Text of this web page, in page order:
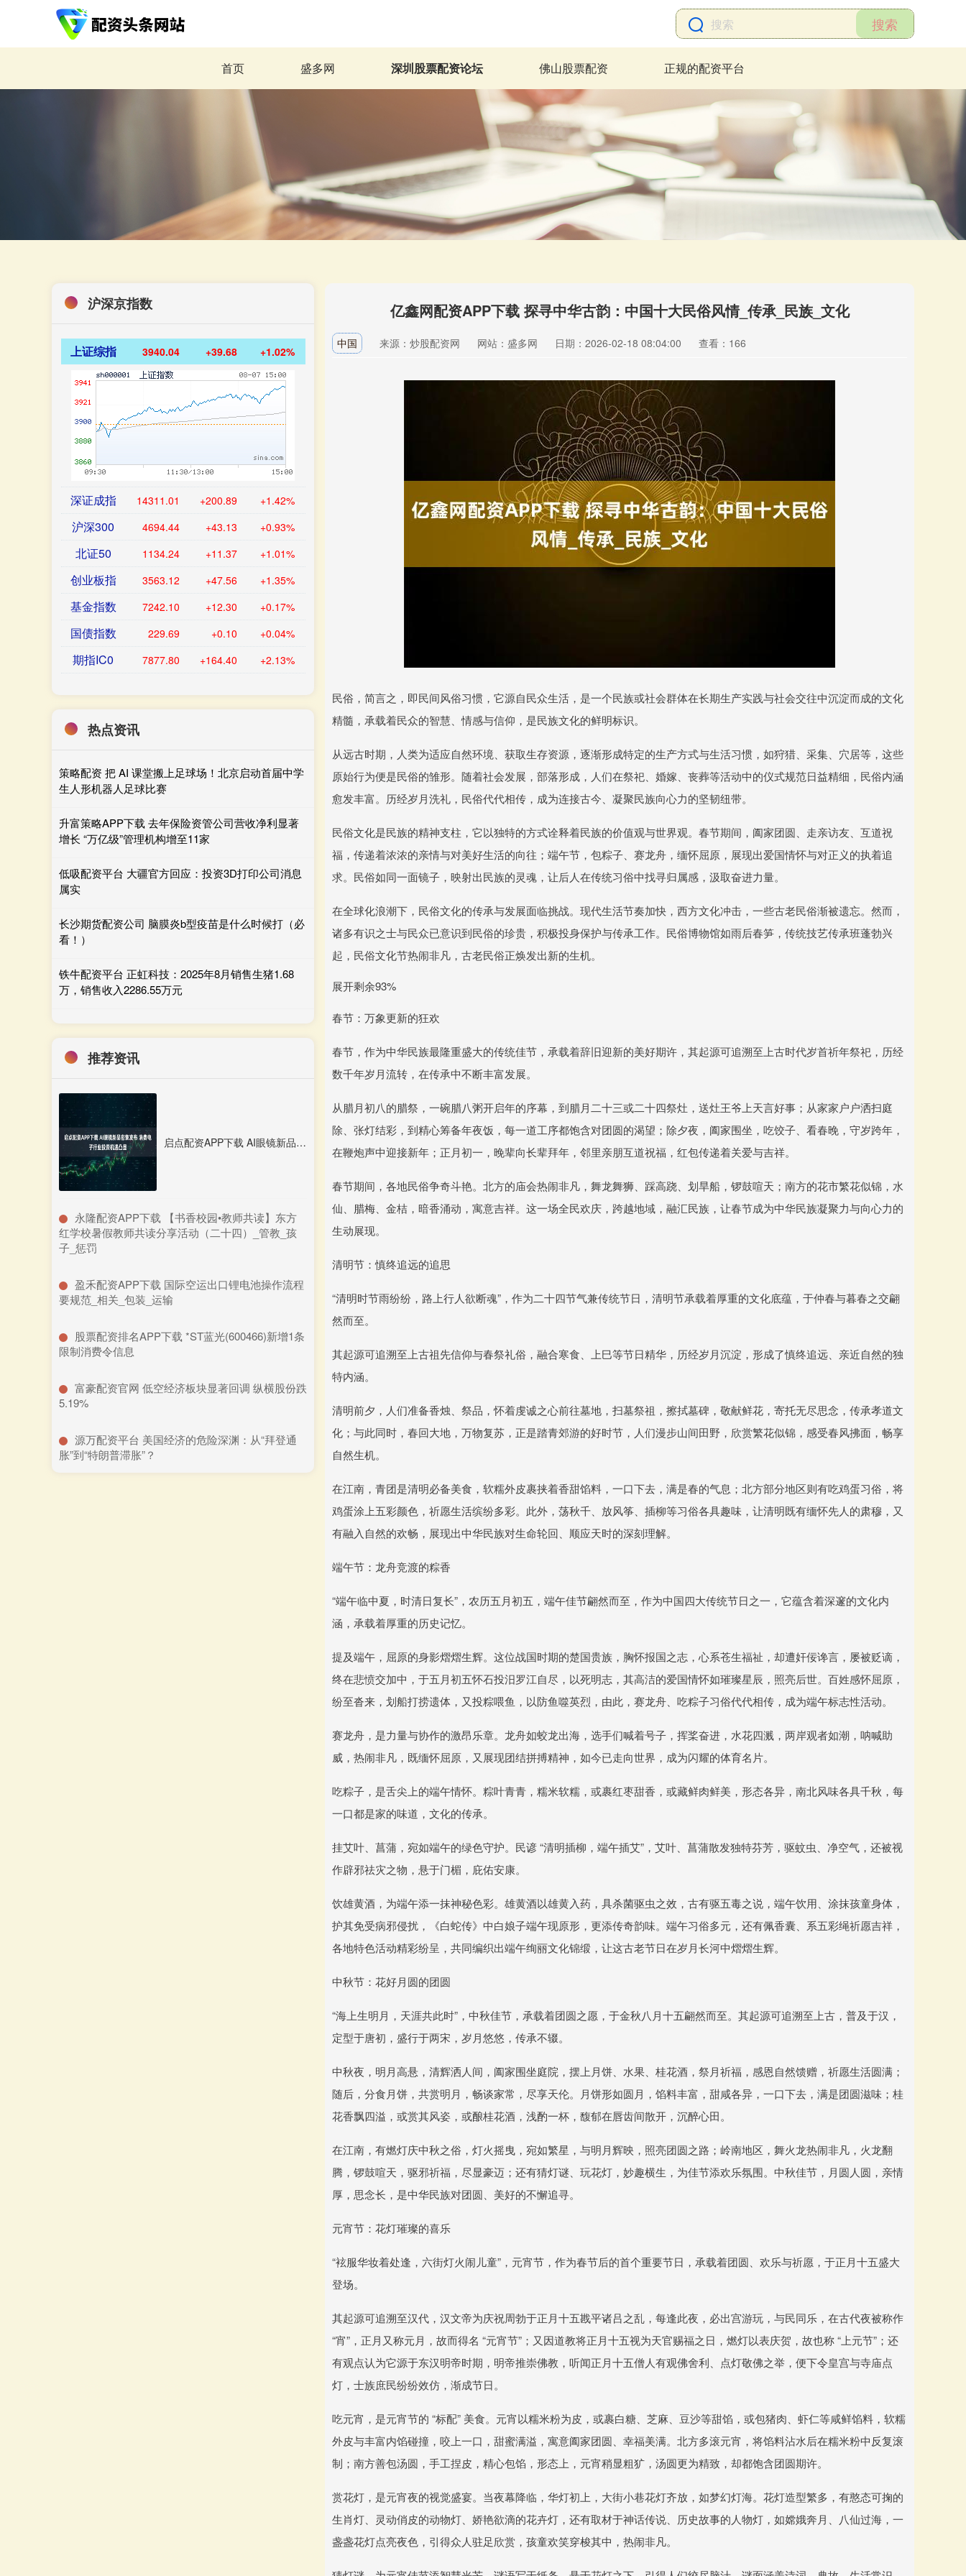
搜索
首页 盛多网 深圳股票配资论坛 佛山股票配资 正规的配资平台
亿鑫网配资APP下载 探寻中华古韵：中国十大民俗风情_传承_民族_文化
中国 来源：炒股配资网 网站：盛多网 日期：2026-02-18 08:04:00 查看：166
民俗，简言之，即民间风俗习惯，它源自民众生活，是一个民族或社会群体在长期生产实践与社会交往中沉淀而成的文化
精髓，承载着民众的智慧、情感与信仰，是民族文化的鲜明标识。
从远古时期，人类为适应自然环境、获取生存资源，逐渐形成特定的生产方式与生活习惯，如狩猎、采集、穴居等，这些
原始行为便是民俗的雏形。随着社会发展，部落形成，人们在祭祀、婚嫁、丧葬等活动中的仪式规范日益精细，民俗内涵
愈发丰富。历经岁月洗礼，民俗代代相传，成为连接古今、凝聚民族向心力的坚韧纽带。
民俗文化是民族的精神支柱，它以独特的方式诠释着民族的价值观与世界观。春节期间，阖家团圆、走亲访友、互道祝
福，传递着浓浓的亲情与对美好生活的向往；端午节，包粽子、赛龙舟，缅怀屈原，展现出爱国情怀与对正义的执着追
求。民俗如同一面镜子，映射出民族的灵魂，让后人在传统习俗中找寻归属感，汲取奋进力量。
在全球化浪潮下，民俗文化的传承与发展面临挑战。现代生活节奏加快，西方文化冲击，一些古老民俗渐被遗忘。然而，
诸多有识之士与民众已意识到民俗的珍贵，积极投身保护与传承工作。民俗博物馆如雨后春笋，传统技艺传承班蓬勃兴
起，民俗文化节热闹非凡，古老民俗正焕发出新的生机。
展开剩余93%
春节：万象更新的狂欢
春节，作为中华民族最隆重盛大的传统佳节，承载着辞旧迎新的美好期许，其起源可追溯至上古时代岁首祈年祭祀，历经
数千年岁月流转，在传承中不断丰富发展。
从腊月初八的腊祭，一碗腊八粥开启年的序幕，到腊月二十三或二十四祭灶，送灶王爷上天言好事；从家家户户洒扫庭
除、张灯结彩，到精心筹备年夜饭，每一道工序都饱含对团圆的渴望；除夕夜，阖家围坐，吃饺子、看春晚，守岁跨年，
在鞭炮声中迎接新年；正月初一，晚辈向长辈拜年，邻里亲朋互道祝福，红包传递着关爱与吉祥。
春节期间，各地民俗争奇斗艳。北方的庙会热闹非凡，舞龙舞狮、踩高跷、划旱船，锣鼓喧天；南方的花市繁花似锦，水
仙、腊梅、金桔，暗香涌动，寓意吉祥。这一场全民欢庆，跨越地域，融汇民族，让春节成为中华民族凝聚力与向心力的
生动展现。
清明节：慎终追远的追思
“清明时节雨纷纷，路上行人欲断魂”，作为二十四节气兼传统节日，清明节承载着厚重的文化底蕴，于仲春与暮春之交翩
然而至。
其起源可追溯至上古祖先信仰与春祭礼俗，融合寒食、上巳等节日精华，历经岁月沉淀，形成了慎终追远、亲近自然的独
特内涵。
清明前夕，人们准备香烛、祭品，怀着虔诚之心前往墓地，扫墓祭祖，擦拭墓碑，敬献鲜花，寄托无尽思念，传承孝道文
化；与此同时，春回大地，万物复苏，正是踏青郊游的好时节，人们漫步山间田野，欣赏繁花似锦，感受春风拂面，畅享
自然生机。
在江南，青团是清明必备美食，软糯外皮裹挟着香甜馅料，一口下去，满是春的气息；北方部分地区则有吃鸡蛋习俗，将
鸡蛋涂上五彩颜色，祈愿生活缤纷多彩。此外，荡秋千、放风筝、插柳等习俗各具趣味，让清明既有缅怀先人的肃穆，又
有融入自然的欢畅，展现出中华民族对生命轮回、顺应天时的深刻理解。
端午节：龙舟竞渡的粽香
“端午临中夏，时清日复长”，农历五月初五，端午佳节翩然而至，作为中国四大传统节日之一，它蕴含着深邃的文化内
涵，承载着厚重的历史记忆。
提及端午，屈原的身影熠熠生辉。这位战国时期的楚国贵族，胸怀报国之志，心系苍生福祉，却遭奸佞谗言，屡被贬谪，
终在悲愤交加中，于五月初五怀石投汨罗江自尽，以死明志，其高洁的爱国情怀如璀璨星辰，照亮后世。百姓感怀屈原，
纷至沓来，划船打捞遗体，又投粽喂鱼，以防鱼噬英烈，由此，赛龙舟、吃粽子习俗代代相传，成为端午标志性活动。
赛龙舟，是力量与协作的激昂乐章。龙舟如蛟龙出海，选手们喊着号子，挥桨奋进，水花四溅，两岸观者如潮，呐喊助
威，热闹非凡，既缅怀屈原，又展现团结拼搏精神，如今已走向世界，成为闪耀的体育名片。
吃粽子，是舌尖上的端午情怀。粽叶青青，糯米软糯，或裹红枣甜香，或藏鲜肉鲜美，形态各异，南北风味各具千秋，每
一口都是家的味道，文化的传承。
挂艾叶、菖蒲，宛如端午的绿色守护。民谚 “清明插柳，端午插艾”，艾叶、菖蒲散发独特芬芳，驱蚊虫、净空气，还被视
作辟邪祛灾之物，悬于门楣，庇佑安康。
饮雄黄酒，为端午添一抹神秘色彩。雄黄酒以雄黄入药，具杀菌驱虫之效，古有驱五毒之说，端午饮用、涂抹孩童身体，
护其免受病邪侵扰，《白蛇传》中白娘子端午现原形，更添传奇韵味。端午习俗多元，还有佩香囊、系五彩绳祈愿吉祥，
各地特色活动精彩纷呈，共同编织出端午绚丽文化锦缎，让这古老节日在岁月长河中熠熠生辉。
中秋节：花好月圆的团圆
“海上生明月，天涯共此时”，中秋佳节，承载着团圆之愿，于金秋八月十五翩然而至。其起源可追溯至上古，普及于汉，
定型于唐初，盛行于两宋，岁月悠悠，传承不辍。
中秋夜，明月高悬，清辉洒人间，阖家围坐庭院，摆上月饼、水果、桂花酒，祭月祈福，感恩自然馈赠，祈愿生活圆满；
随后，分食月饼，共赏明月，畅谈家常，尽享天伦。月饼形如圆月，馅料丰富，甜咸各异，一口下去，满是团圆滋味；桂
花香飘四溢，或赏其风姿，或酿桂花酒，浅酌一杯，馥郁在唇齿间散开，沉醉心田。
在江南，有燃灯庆中秋之俗，灯火摇曳，宛如繁星，与明月辉映，照亮团圆之路；岭南地区，舞火龙热闹非凡，火龙翻
腾，锣鼓喧天，驱邪祈福，尽显豪迈；还有猜灯谜、玩花灯，妙趣横生，为佳节添欢乐氛围。中秋佳节，月圆人圆，亲情
厚，思念长，是中华民族对团圆、美好的不懈追寻。
元宵节：花灯璀璨的喜乐
“袨服华妆着处逢，六街灯火闹儿童”，元宵节，作为春节后的首个重要节日，承载着团圆、欢乐与祈愿，于正月十五盛大
登场。
其起源可追溯至汉代，汉文帝为庆祝周勃于正月十五戡平诸吕之乱，每逢此夜，必出宫游玩，与民同乐，在古代夜被称作
“宵”，正月又称元月，故而得名 “元宵节”；又因道教将正月十五视为天官赐福之日，燃灯以表庆贺，故也称 “上元节”；还
有观点认为它源于东汉明帝时期，明帝推崇佛教，听闻正月十五僧人有观佛舍利、点灯敬佛之举，便下令皇宫与寺庙点
灯，士族庶民纷纷效仿，渐成节日。
吃元宵，是元宵节的 “标配” 美食。元宵以糯米粉为皮，或裹白糖、芝麻、豆沙等甜馅，或包猪肉、虾仁等咸鲜馅料，软糯
外皮与丰富内馅碰撞，咬上一口，甜蜜满溢，寓意阖家团圆、幸福美满。北方多滚元宵，将馅料沾水后在糯米粉中反复滚
制；南方善包汤圆，手工捏皮，精心包馅，形态上，元宵稍显粗犷，汤圆更为精致，却都饱含团圆期许。
赏花灯，是元宵夜的视觉盛宴。当夜幕降临，华灯初上，大街小巷花灯齐放，如梦幻灯海。花灯造型繁多，有憨态可掬的
生肖灯、灵动俏皮的动物灯、娇艳欲滴的花卉灯，还有取材于神话传说、历史故事的人物灯，如嫦娥奔月、八仙过海，一
盏盏花灯点亮夜色，引得众人驻足欣赏，孩童欢笑穿梭其中，热闹非凡。
沪深京指数
上证综指 3940.04 +39.68 +1.02%
深证成指 14311.01 +200.89 +1.42%
沪深300 4694.44 +43.13 +0.93%
北证50 1134.24 +11.37 +1.01%
创业板指 3563.12 +47.56 +1.35%
基金指数 7242.10 +12.30 +0.17%
国债指数 229.69 +0.10 +0.04%
期指IC0 7877.80 +164.40 +2.13%
热点资讯
策略配资 把 AI 课堂搬上足球场！北京启动首届中学
生人形机器人足球比赛
升富策略APP下载 去年保险资管公司营收净利显著
增长 “万亿级”管理机构增至11家
低吸配资平台 大疆官方回应：投资3D打印公司消息
属实
长沙期货配资公司 脑膜炎b型疫苗是什么时候打（必
看！）
铁牛配资平台 正虹科技：2025年8月销售生猪1.68
万，销售收入2286.55万元
推荐资讯
启点配资APP下载 AI眼镜新品密集发布 消费电子行业投资机遇凸显
​永隆配资APP下载 【书香校园•教师共读】东方
红学校暑假教师共读分享活动（二十四）_管教_孩
子_惩罚
​盈禾配资APP下载 国际空运出口锂电池操作流程
要规范_相关_包装_运输
​股票配资排名APP下载 *ST蓝光(600466)新增1条
限制消费令信息
​富豪配资官网 低空经济板块显著回调 纵横股份跌
5.19%
​源万配资平台 美国经济的危险深渊：从“拜登通
胀”到“特朗普滞胀”？